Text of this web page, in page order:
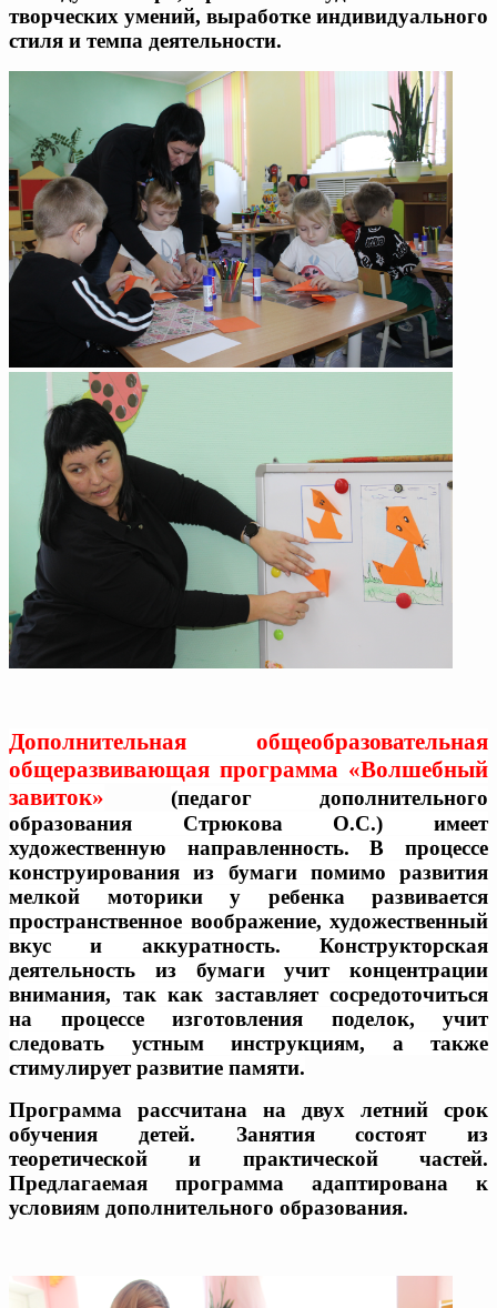
творческих умений, выработке индивидуального
стиля и темпа деятельности.
Дополнительная общеобразовательная
общеразвивающая программа «Волшебный
завиток»
(педагог дополнительного
образования Стрюкова О.С.) имеет
художественную направленность. В процессе
конструирования из бумаги помимо развития
мелкой моторики у ребенка развивается
пространственное воображение, художественный
вкус и аккуратность. Конструкторская
деятельность из бумаги учит концентрации
внимания, так как заставляет сосредоточиться
на процессе изготовления поделок, учит
следовать устным инструкциям, а также
стимулирует развитие памяти.
Программа рассчитана на двух летний срок
обучения детей. Занятия состоят из
теоретической и практической частей.
Предлагаемая программа адаптирована к
условиям дополнительного образования.